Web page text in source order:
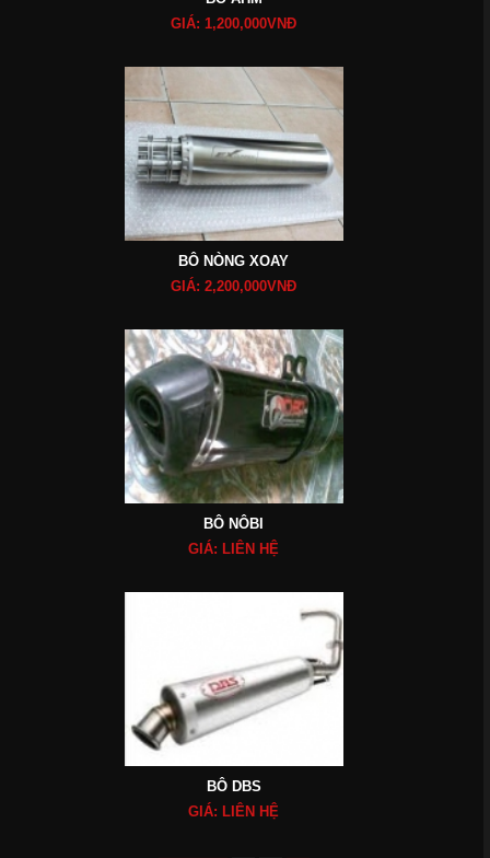
GIÁ: 1,200,000VNĐ
BÔ NÒNG XOAY
GIÁ: 2,200,000VNĐ
BÔ NÔBI
GIÁ: LIÊN HỆ
BÔ DBS
GIÁ: LIÊN HỆ